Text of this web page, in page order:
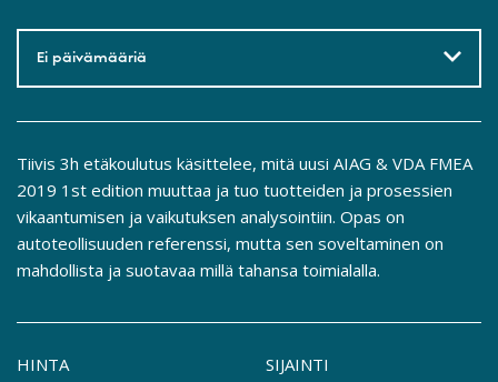
Ei päivämääriä
Tiivis 3h etäkoulutus käsittelee, mitä uusi AIAG & VDA FMEA
2019 1st edition muuttaa ja tuo tuotteiden ja prosessien
vikaantumisen ja vaikutuksen analysointiin. Opas on
autoteollisuuden referenssi, mutta sen soveltaminen on
mahdollista ja suotavaa millä tahansa toimialalla.
HINTA
SIJAINTI